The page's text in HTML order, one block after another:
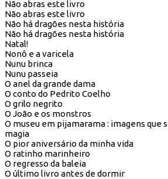
Não abras este livro
Não abras este livro
Não há dragões nesta história
Não há dragões nesta história
Natal!
Nonô e a varicela
Nunu brinca
Nunu passeia
O anel da grande dama
O conto do Pedrito Coelho
O grilo negrito
O João e os monstros
O museu em pijamarama : imagens que
magia
O pior aniversário da minha vida
O ratinho marinheiro
O regresso da baleia
O último livro antes de dormir